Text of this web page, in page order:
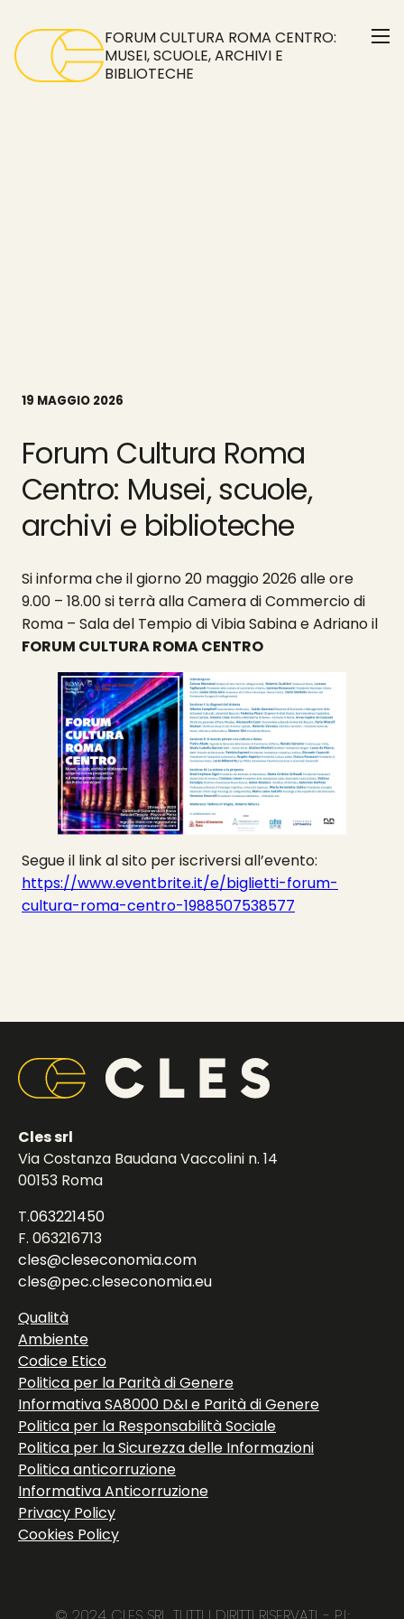
the
content
FORUM CULTURA ROMA CENTRO:
MUSEI, SCUOLE, ARCHIVI E
BIBLIOTECHE
19 MAGGIO 2026
Forum Cultura Roma
Centro: Musei, scuole,
archivi e biblioteche
Si informa che il giorno 20 maggio 2026 alle ore
9.00 – 18.00 si terrà alla Camera di Commercio di
Roma – Sala del Tempio di Vibia Sabina e Adriano il
FORUM CULTURA ROMA CENTRO
Segue il link al sito per iscriversi all’evento:
https://www.eventbrite.it/e/biglietti-forum-
cultura-roma-centro-1988507538577
Cles srl
Via Costanza Baudana Vaccolini n. 14
00153 Roma
T.063221450
F. 063216713
cles@cleseconomia.com
cles@pec.cleseconomia.eu
Qualità
Ambiente
Codice Etico
Politica per la Parità di Genere
Informativa SA8000 D&I e Parità di Genere
Politica per la Responsabilità Sociale
Politica per la Sicurezza delle Informazioni
Politica anticorruzione
Informativa Anticorruzione
Privacy Policy
Cookies Policy